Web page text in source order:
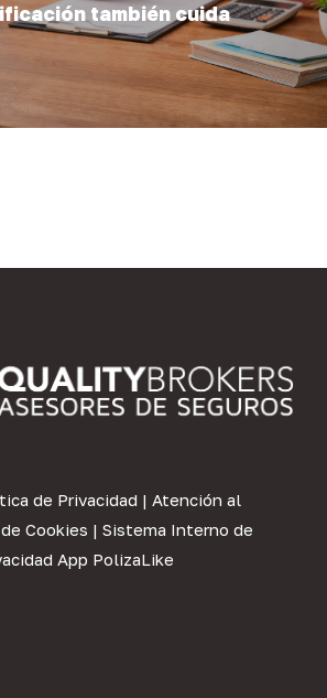
también cuida
de Privacidad | Atención al
Cookies | Sistema Interno de
App PolizaLike